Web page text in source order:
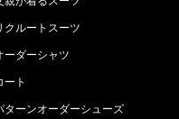
クルートスーツ
ーダーシャツ
ート
ターンオーダーシューズ